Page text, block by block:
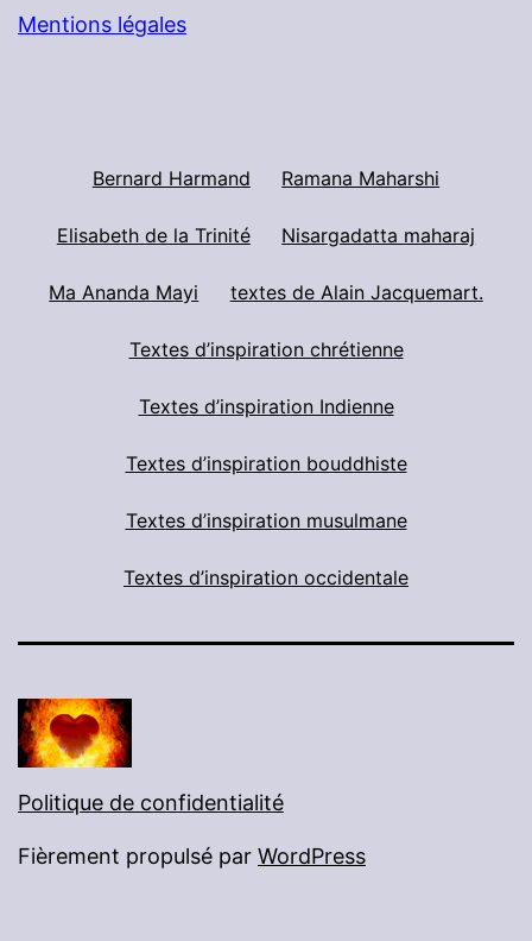
Mentions légales
Bernard Harmand Ramana Maharshi
Elisabeth de la Trinité Nisargadatta maharaj
Ma Ananda Mayi textes de Alain Jacquemart.
Textes d’inspiration chrétienne
Textes d’inspiration Indienne
Textes d’inspiration bouddhiste
Textes d’inspiration musulmane
Textes d’inspiration occidentale
Politique de confidentialité
Fièrement propulsé par WordPress